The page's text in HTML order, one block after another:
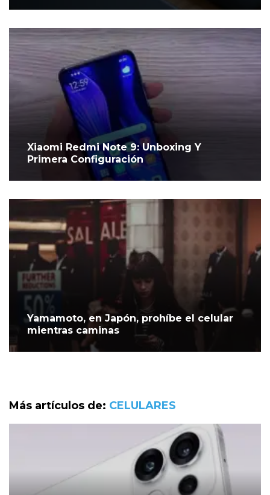
Xiaomi Redmi Note 9: Unboxing Y
Primera Configuración
Yamamoto, en Japón, prohíbe el celular
mientras caminas
Más artículos de: CELULARES